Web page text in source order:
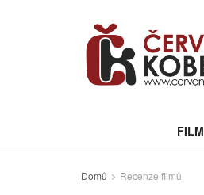
FILM
Domů Recenze filmů